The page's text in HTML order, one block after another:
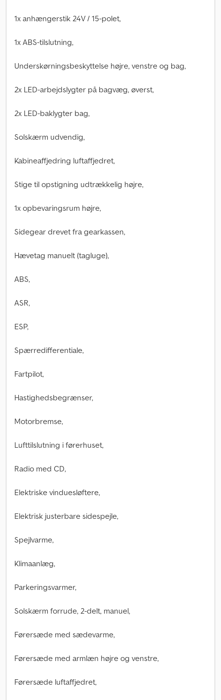
1x anhængerstik 24V / 15-polet,
1x ABS-tilslutning,
Underskørningsbeskyttelse højre, venstre og bag,
2x LED-arbejdslygter på bagvæg, øverst,
2x LED-baklygter bag,
Solskærm udvendig,
Kabineaffjedring luftaffjedret,
Stige til opstigning udtrækkelig højre,
1x opbevaringsrum højre,
Sidegear drevet fra gearkassen,
Hævetag manuelt (tagluge),
ABS,
ASR,
ESP,
Spærredifferentiale,
Fartpilot,
Hastighedsbegrænser,
Motorbremse,
Lufttilslutning i førerhuset,
Radio med CD,
Elektriske vinduesløftere,
Elektrisk justerbare sidespejle,
Spejlvarme,
Klimaanlæg,
Parkeringsvarmer,
Solskærm forrude, 2-delt, manuel,
Førersæde med sædevarme,
Førersæde med armlæn højre og venstre,
Førersæde luftaffjedret,